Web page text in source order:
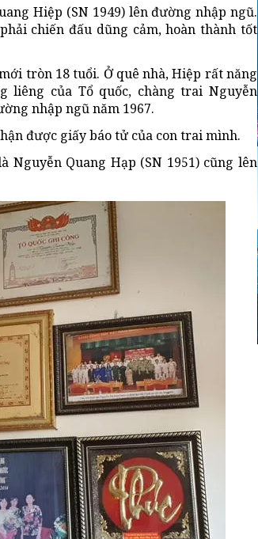
Hiệp (SN 1949) lên đường nhập ngũ.
chiến đấu dũng cảm, hoàn thành tốt
tròn 18 tuổi. Ở quê nhà, Hiệp rất năng
liêng của Tổ quốc, chàng trai Nguyễn
nhập ngũ năm 1967.
được giấy báo tử của con trai mình.
Quang Hạp (SN 1951) cũng lên